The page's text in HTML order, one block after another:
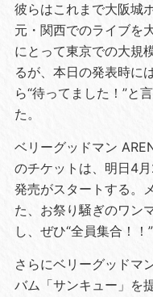
彼らはこれまで大阪城
元・関西でのライブを
にとって東京での大規
るが、本日の発表時に
ら“待ってました！”と
た。
ベリーグッドマン
のチケットは、明日4
発売がスタートする。
た、お祭り騒ぎのワン
し、ぜひ“全員集合！！
さらにベリーグッドマ
バム「サンキュー」を